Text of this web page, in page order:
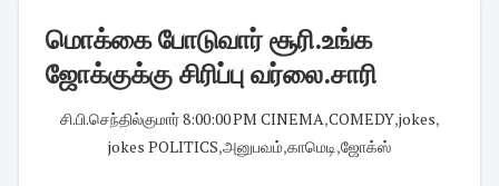
மொக்கை போடுவார் சூரி.உங்க
ஜோக்குக்கு சிரிப்பு வர்லை.சாரி
சி.பி.செந்தில்குமார்·8:00:00 PM CINEMA,COMEDY,jokes,
jokes POLITICS,அனுபவம்,காமெடி,ஜோக்ஸ்